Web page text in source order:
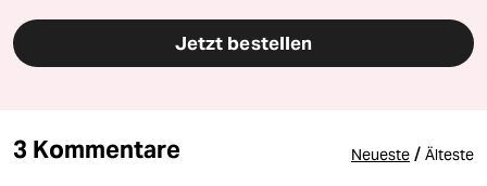
Jetzt bestellen
3 Kommentare Neueste / Älteste